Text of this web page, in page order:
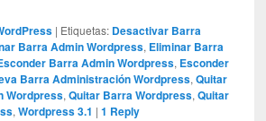
| Etiquetas: Desactivar Barra
Barra Admin Wordpress, Eliminar Barra
Barra Admin Wordpress, Esconder
Barra Administración Wordpress,Quitar
Wordpress,Quitar Barra Wordpress,Quitar
,Wordpress 3.1 |1 Reply